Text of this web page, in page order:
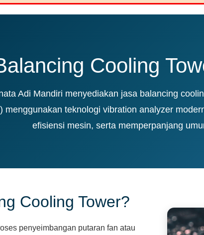
Cooling
Adi Mandiri menyediakan jasa balancing
menggunakan teknologi vibration analyzer
efisiensi mesin, serta memperpanjang
Cooling Tower?
penyeimbangan putaran fan atau